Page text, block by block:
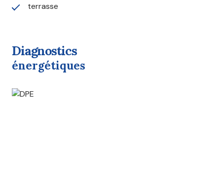
terrasse
diagnostics
énergétiques